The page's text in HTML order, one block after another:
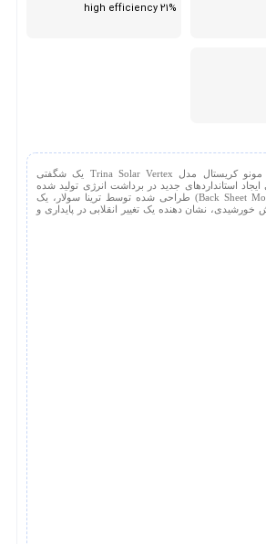
21% high efficiency
پنل خورشیدی 505 وات مونو کریستال مدل Trina Solar Vertex یک شگفتی
استانداردهای جدید در برداشت انرژی تولید شده
است. این محصول (Back Sheet Module) طراحی شده توسط ترینا سولار، یک
نشان دهنده یک تغییر انقلابی در پایداری و